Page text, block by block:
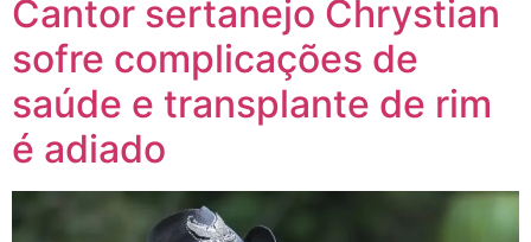
Cantor sertanejo Chrystian
sofre complicações de
saúde e transplante de rim
é adiado